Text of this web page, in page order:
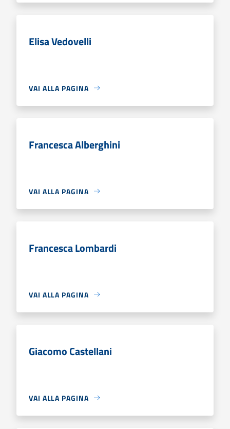
Elisa Vedovelli
VAI ALLA PAGINA
Francesca Alberghini
VAI ALLA PAGINA
Francesca Lombardi
VAI ALLA PAGINA
Giacomo Castellani
VAI ALLA PAGINA